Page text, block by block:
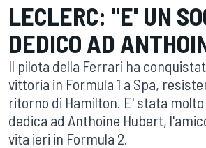
LECLERC: "E' UN
DEDICO AD
Il pilota della Ferrari ha
vittoria in Formula 1 a Spa,
ritorno di Hamilton. E' stata
dedica ad Anthoine Hubert,
vita ieri in Formula 2.